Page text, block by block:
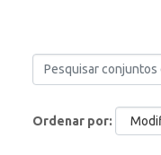
Ordenar por